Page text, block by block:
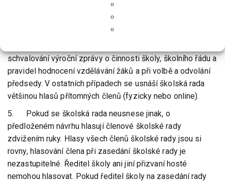
usnášeníschopnosti a hlasování považuje za přítomného.
Identifikace člena probíhá vizuálně, nebo hlasem na
začátku přenosu. Školská rada přijímá rozhodnutí
schvalování výroční zprávy o činnosti školy, školního řádu a
pravidel hodnocení vzdělávání žáků a při volbě a odvolání
předsedy. V ostatních případech se usnáší školská rada
většinou hlasů přítomných členů (fyzicky nebo online).
5. Pokud se školská rada neusnese jinak, o
předloženém návrhu hlasují členové školské rady
zdvižením ruky. Hlasy všech členů školské rady jsou si
rovny, hlasování člena při zasedání školské rady je
nezastupitelné. Ředitel školy ani jiní přizvaní hosté
nemohou hlasovat. Pokud ředitel školy na zasedání rady